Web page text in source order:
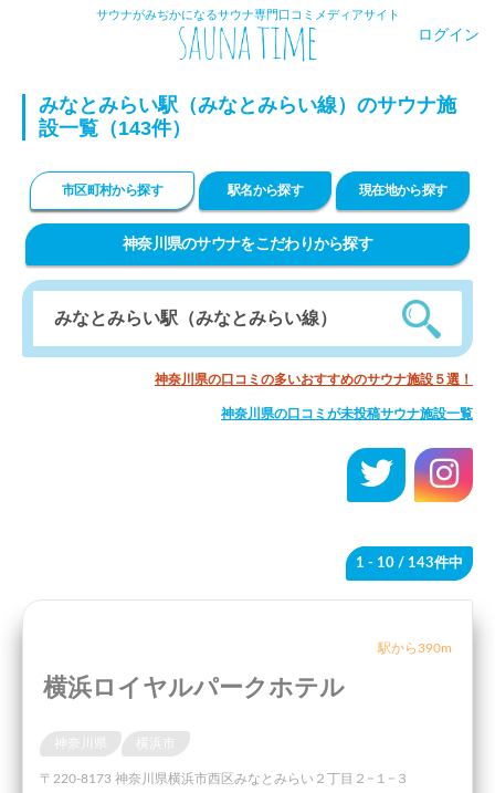
サウナがみぢかになるサウナ専門口コミメディアサイト
ログイン
みなとみらい駅（みなとみらい線）のサウナ施
設一覧（143件）
市区町村から探す 駅名から探す 現在地から探す
神奈川県のサウナをこだわりから探す
神奈川県の口コミの多いおすすめのサウナ施設５選！
神奈川県の口コミが未投稿サウナ施設一覧
1 - 10 / 143件中
駅から390m
横浜ロイヤルパークホテル
〒220-8173 神奈川県横浜市西区みなとみらい２丁目２−１−３